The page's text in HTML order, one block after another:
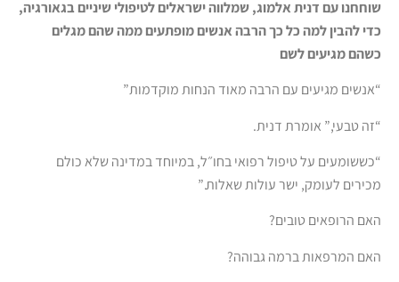
שוחחנו עם דנית אלמוג, שמלווה ישראלים לטיפולי שיניים בגאורגיה,
כדי להבין למה כל כך הרבה אנשים מופתעים ממה שהם מגלים
כשהם מגיעים לשם
“אנשים מגיעים עם הרבה מאוד הנחות מוקדמות”
“זה טבעי,” אומרת דנית.
“כששומעים על טיפול רפואי בחו״ל, במיוחד במדינה שלא כולם
מכירים לעומק, ישר עולות שאלות.”
האם הרופאים טובים?
האם המרפאות ברמה גבוהה?